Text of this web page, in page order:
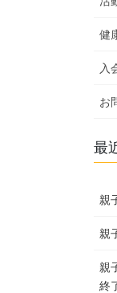
健
入
お
最
親
親
親
終